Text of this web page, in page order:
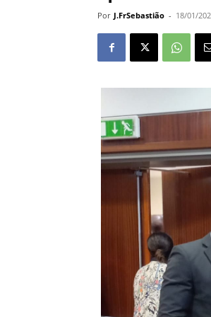
Por J.FrSebastião - 18/01/